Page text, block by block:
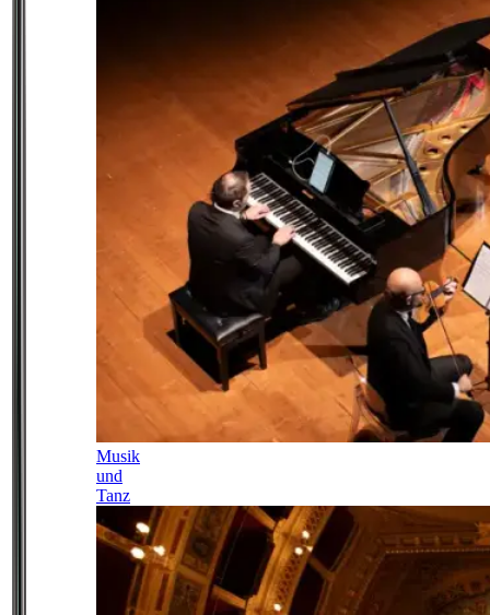
Musik
und
Tanz